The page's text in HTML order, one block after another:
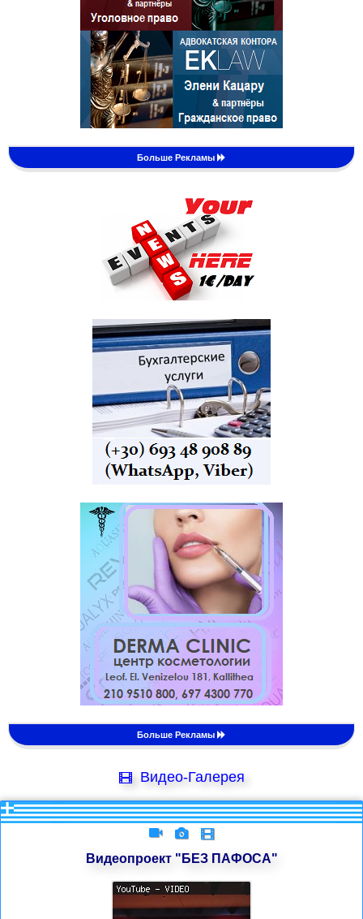
Больше Рекламы
Больше Рекламы
Видео-Галерея
Видеопроект "БЕЗ ПАФОСА"